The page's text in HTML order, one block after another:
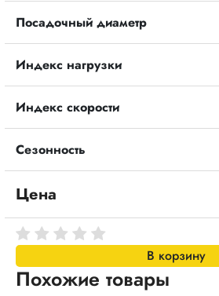
Посадочный диаметр
Индекс нагрузки
Индекс скорости
Сезонность
Цена
В корзину
Похожие товары